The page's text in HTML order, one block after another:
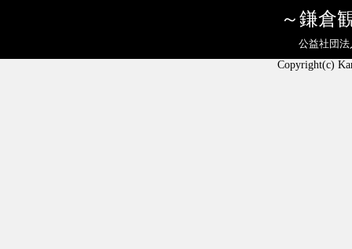
鎌倉
公益社団
Copyright(c)